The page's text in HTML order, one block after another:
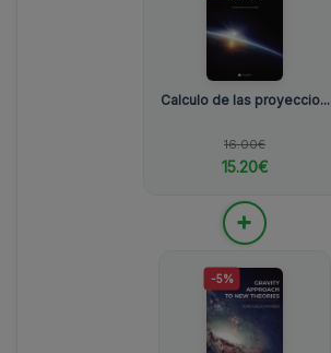
Calculo de las proyeccio...
16.00€
15.20€
+
-5%